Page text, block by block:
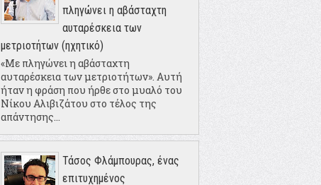
πληγώνει η αβάσταχτη
αυταρέσκεια των
μετριοτήτων (ηχητικό)
«Με πληγώνει η αβάσταχτη
αυταρέσκεια των μετριοτήτων». Αυτή
ήταν η φράση που ήρθε στο μυαλό του
Νίκου Αλιβιζάτου στο τέλος της
απάντησης...
Τάσος Φλάμπουρας, ένας
επιτυχημένος